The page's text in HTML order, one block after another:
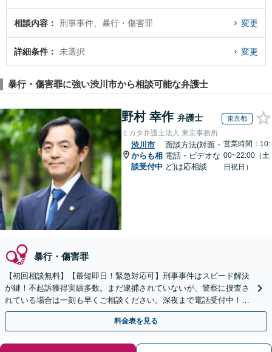
りの相談者さんにおすすめです。
相談内容 刑事事件、暴行・傷害罪 変更
詳細条件 未選択 変更
暴行・傷害罪に強い渋川市から相談可能な弁護士
野村 幸作 弁護士 東京都
ミカタ弁護士法人 東京事務所
渋川市
からも相
談受付中
面談方法(対面・
電話・ビデオな
ど)は応相談
営業時間：10:
00~22:00（土
日祝日）
暴行・傷害罪
【初回相談無料】【最短即日！緊急対応可】刑事事件はスピード解決
が鍵！不起訴獲得実績多数。まだ逮捕されていないが、警察に捜査さ
れている場合は一刻も早くご相談ください。深夜まで電話受付中！痴
漢／盗撮／のぞき／その他性犯罪など
料金表を見る